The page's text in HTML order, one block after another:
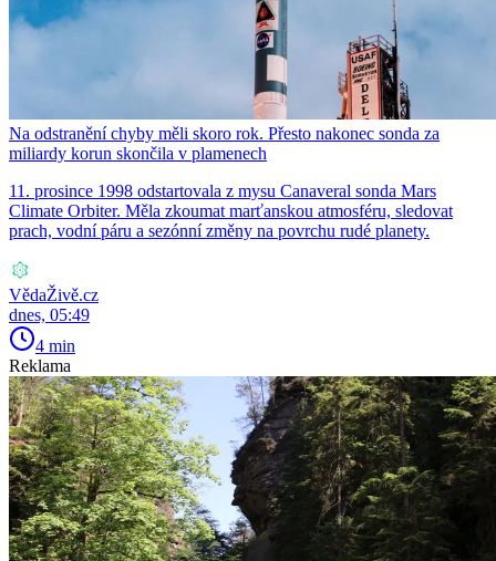
Na odstranění chyby měli skoro rok. Přesto nakonec sonda za
miliardy korun skončila v plamenech
11. prosince 1998 odstartovala z mysu Canaveral sonda Mars
Climate Orbiter. Měla zkoumat marťanskou atmosféru, sledovat
prach, vodní páru a sezónní změny na povrchu rudé planety.
VědaŽivě.cz
dnes, 05:49
4 min
Reklama